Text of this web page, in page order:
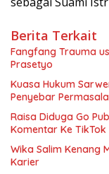
Berita Terkait
Fangfang Trauma
Prasetyo
Kuasa Hukum
Penyebar
Raisa Diduga Go
Komentar Ke TikTok
Wika Salim Kenang
Karier